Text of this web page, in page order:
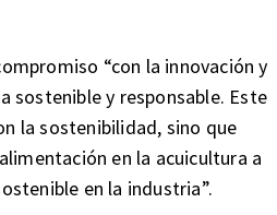
“con la innovación y
sostenible y responsable. Este
la sostenibilidad, sino que
en la acuicultura a
en la industria”.